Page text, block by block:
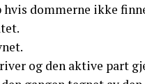
dommerne ikke
og den aktive part